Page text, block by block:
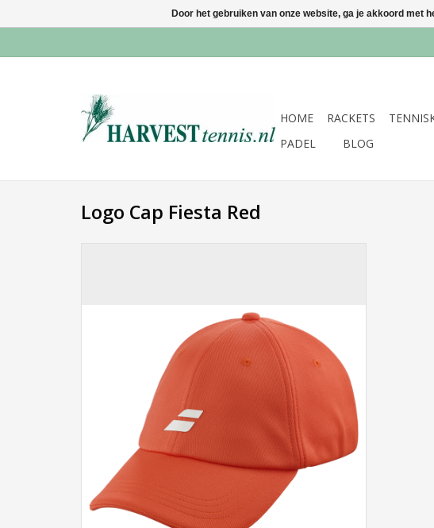
HOME RACKETS
PADEL
BLOG
Logo Cap Fiesta Red
Door het gebruiken van onze website, ga je akkoord met